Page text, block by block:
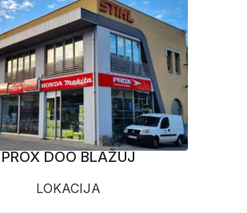
PROX DOO BLAŽUJ
LOKACIJA